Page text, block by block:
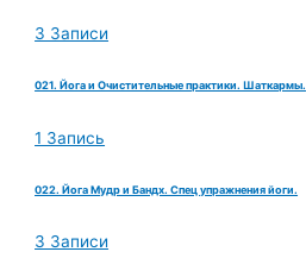
3 Записи
021. Йога и Очистительные практики. Шаткармы.
1 Запись
022. Йога Мудр и Бандх. Спец упражнения йоги.
3 Записи